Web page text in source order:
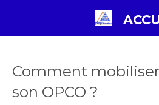
Comment
son OPCO ?